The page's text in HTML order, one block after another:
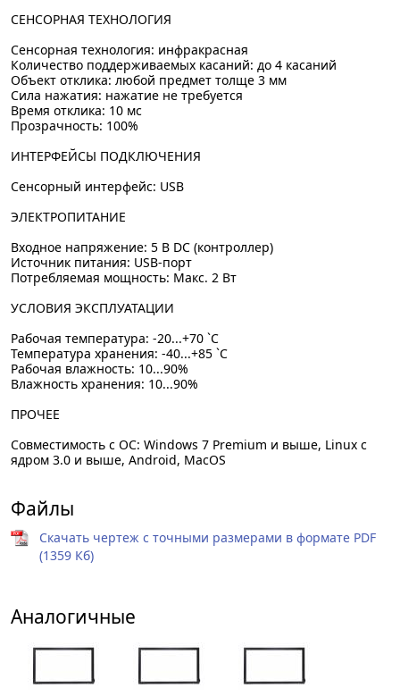
СЕНСОРНАЯ ТЕХНОЛОГИЯ
Сенсорная технология: инфракрасная
Количество поддерживаемых касаний: до 4 касаний
Объект отклика: любой предмет толще 3 мм
Сила нажатия: нажатие не требуется
Время отклика: 10 мс
Прозрачность: 100%
ИНТЕРФЕЙСЫ ПОДКЛЮЧЕНИЯ
Сенсорный интерфейс: USB
ЭЛЕКТРОПИТАНИЕ
Входное напряжение: 5 В DC (контроллер)
Источник питания: USB-порт
Потребляемая мощность: Макс. 2 Вт
УСЛОВИЯ ЭКСПЛУАТАЦИИ
Рабочая температура: -20...+70 `C
Температура хранения: -40...+85 `C
Рабочая влажность: 10...90%
Влажность хранения: 10...90%
ПРОЧЕЕ
Совместимость с ОС: Windows 7 Premium и выше, Linux с
ядром 3.0 и выше, Android, MacOS
Файлы
Скачать чертеж с точными размерами в формате PDF
(1359 Кб)
Аналогичные